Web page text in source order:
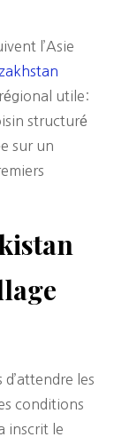
l’Asie
utile:
structuré
sur un
d’attendre les
conditions
inscrit le